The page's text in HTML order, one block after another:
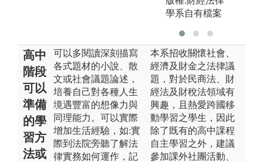
學系自有檔案
高中
階段
可以
準備
的學
習方
法或
可以多閱讀深刻描寫
各式題材的小說、散
文或社會議題論述，
培養自己對各種人生
境遇豐富的想像力與
同理能力。可以實際
增加生活經驗，如:實
際到法院旁聽了解法
律實務如何運作，記
本系招收關懷社會、
經濟及財金之法律議
題，對於民商法、財
經法及財稅法領域有
興趣，且熱愛跨國移
動學習之學生，因此
除了既有的高中課程
自主學習之外，建議
參加課外社團活動、